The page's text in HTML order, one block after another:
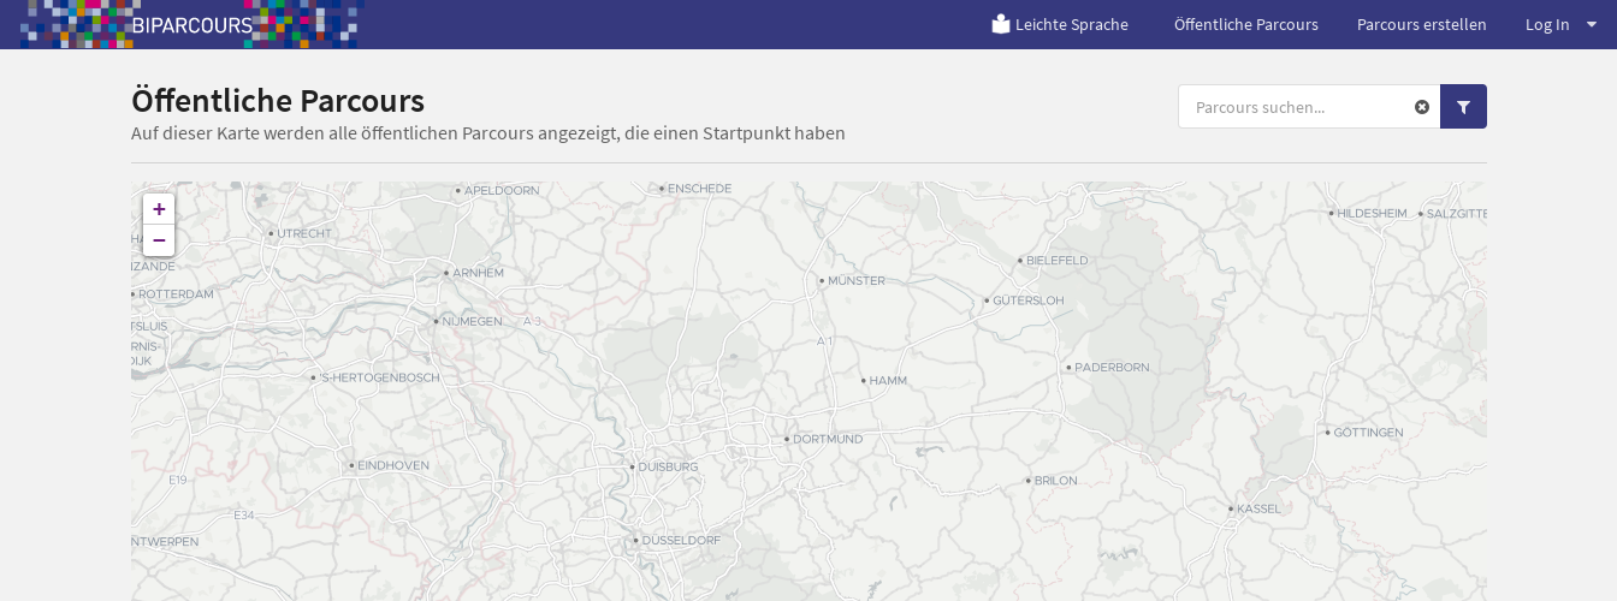
Leichte Sprache Öffentliche Parcours Parcours erstellen Log In
Öffentliche Parcours
Auf dieser Karte werden alle öffentlichen Parcours angezeigt, die einen Startpunkt haben
+
−